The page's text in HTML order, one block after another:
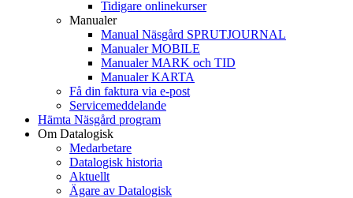
Tidigare onlinekurser
Manualer
Manual Näsgård SPRUTJOURNAL
Manualer MOBILE
Manualer MARK och TID
Manualer KARTA
Få din faktura via e-post
Servicemeddelande
Hämta Näsgård program
Om Datalogisk
Medarbetare
Datalogisk historia
Aktuellt
Ägare av Datalogisk